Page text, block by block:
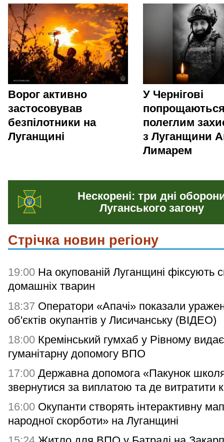
Ворог активно
застосовував
безпілотники на
Луганщині
У Чернігові
полеглим
з Луганщини
Лимарем
Нескорені: три дні
Луганського загону
Стрічка новин регіону
19:00 На окупованій Луганщині фіксують
домашніх тварин
18:37 Оператори «Апачі» показали
об'єктів окупантів у Лисичанську (ВІДЕО)
18:00 Кремінський гумхаб у Рівному видає
гуманітарну допомогу ВПО
17:00 Державна допомога «Пакунок
звернутися за виплатою та де витратити
16:00 Окупанти створять інтерактивну
народної скорботи» на Луганщині